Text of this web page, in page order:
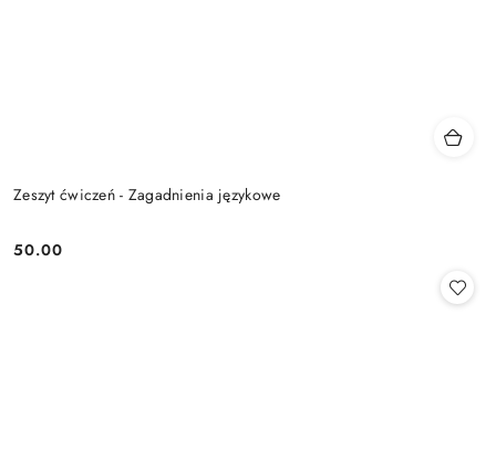
Zeszyt ćwiczeń - Zagadnienia językowe
Cena:
50.00